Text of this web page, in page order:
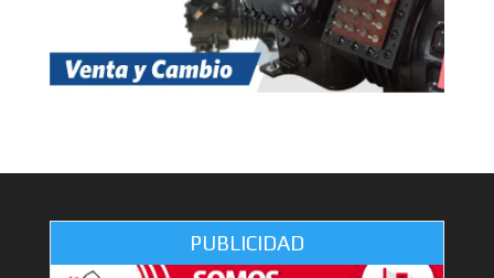
PUBLICIDAD